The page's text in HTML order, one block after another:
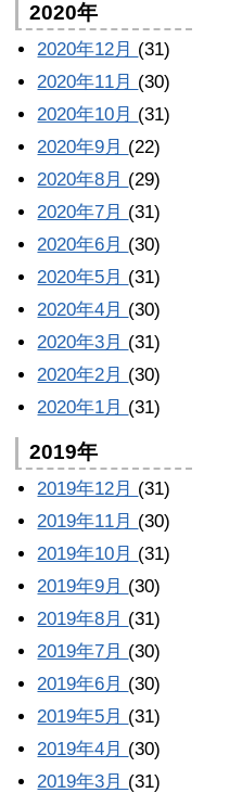
2020年
2020年12月 (31)
2020年11月 (30)
2020年10月 (31)
2020年9月 (22)
2020年8月 (29)
2020年7月 (31)
2020年6月 (30)
2020年5月 (31)
2020年4月 (30)
2020年3月 (31)
2020年2月 (30)
2020年1月 (31)
2019年
2019年12月 (31)
2019年11月 (30)
2019年10月 (31)
2019年9月 (30)
2019年8月 (31)
2019年7月 (30)
2019年6月 (30)
2019年5月 (31)
2019年4月 (30)
2019年3月 (31)